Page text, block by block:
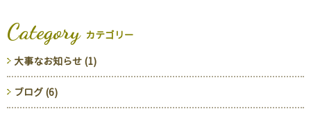
Category カテゴリー
大事なお知らせ (1)
ブログ (6)